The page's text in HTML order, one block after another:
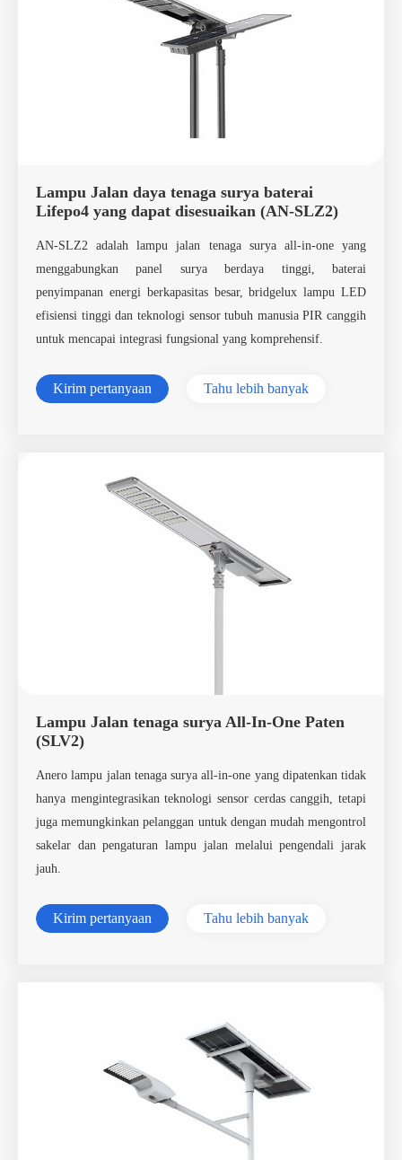
Lampu Jalan daya tenaga surya baterai
Lifepo4 yang dapat disesuaikan (AN-SLZ2)
AN-SLZ2 adalah lampu jalan tenaga surya all-in-one yang
menggabungkan panel surya berdaya tinggi, baterai
penyimpanan energi berkapasitas besar, bridgelux lampu LED
efisiensi tinggi dan teknologi sensor tubuh manusia PIR canggih
untuk mencapai integrasi fungsional yang komprehensif.
Kirim pertanyaan Tahu lebih banyak
Lampu Jalan tenaga surya All-In-One Paten
(SLV2)
Anero lampu jalan tenaga surya all-in-one yang dipatenkan tidak
hanya mengintegrasikan teknologi sensor cerdas canggih, tetapi
juga memungkinkan pelanggan untuk dengan mudah mengontrol
sakelar dan pengaturan lampu jalan melalui pengendali jarak
jauh.
Kirim pertanyaan Tahu lebih banyak